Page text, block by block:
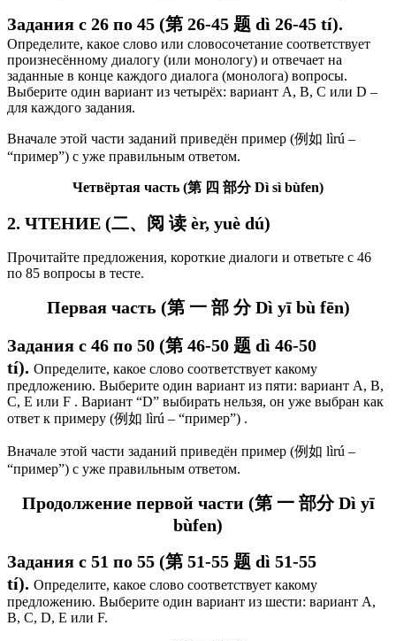
Задания с 26 по 45 (第 26-45 题 dì 26-45 tí).
Определите, какое слово или словосочетание соответствует
произнесённому диалогу (или монологу) и отвечает на
заданные в конце каждого диалога (монолога) вопросы.
Выберите один вариант из четырёх: вариант А, В, C или D –
для каждого задания.
Вначале этой части заданий приведён пример (例如 lìrú –
“пример”) с уже правильным ответом.
Четвёртая часть (第 四 部分 Dì sì bùfen)
2. ЧТЕНИЕ (二、阅 读 èr, yuè dú)
Прочитайте предложения, короткие диалоги и ответьте с 46
по 85 вопросы в тесте.
Первая часть (第 一 部 分 Dì yī bù fēn)
Задания с 46 по 50 (第 46-50 题 dì 46-50
tí). Определите, какое слово соответствует какому
предложению. Выберите один вариант из пяти: вариант А, В,
С, Е или F . Вариант “D” выбирать нельзя, он уже выбран как
ответ к примеру (例如 lìrú – “пример”) .
Вначале этой части заданий приведён пример (例如 lìrú –
“пример”) с уже правильным ответом.
Продолжение первой части (第 一 部分 Dì yī
bùfen)
Задания с 51 по 55 (第 51-55 题 dì 51-55
tí). Определите, какое слово соответствует какому
предложению. Выберите один вариант из шести: вариант А,
В, С, D, E или F.